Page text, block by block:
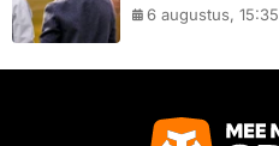
6 augustus, 15:35